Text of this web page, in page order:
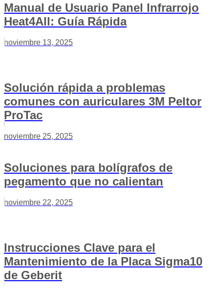
Manual de Usuario Panel Infrarrojo
Heat4All: Guía Rápida
noviembre 13, 2025
Solución rápida a problemas
comunes con auriculares 3M Peltor
ProTac
noviembre 25, 2025
Soluciones para bolígrafos de
pegamento que no calientan
noviembre 22, 2025
Instrucciones Clave para el
Mantenimiento de la Placa Sigma10
de Geberit